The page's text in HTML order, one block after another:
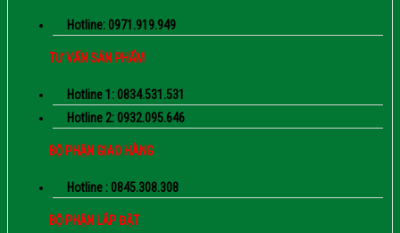
Hotline: 0971.919.949
TƯ VẤN SẢN PHẨM
Hotline 1: 0834.531.531
Hotline 2: 0932.095.646
BỘ PHẬN GIAO HÀNG
Hotline : 0845.308.308
BỘ PHẬN LẮP ĐẶT